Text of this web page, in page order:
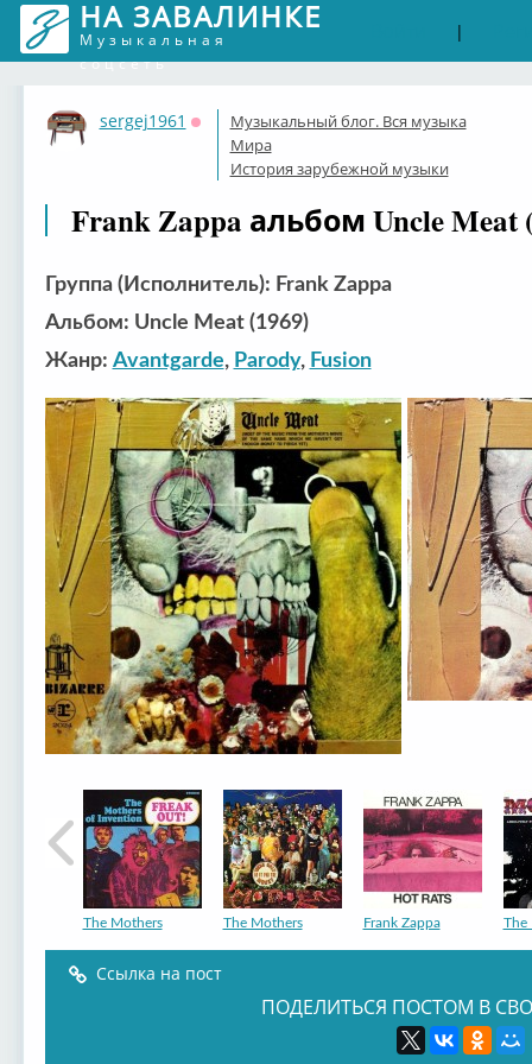
НА ЗАВАЛИНКЕ
Музыкальная
соцсеть
|
sergej1961
Оффлайн
Музыкальный блог. Вся музыка
Мира
История зарубежной музыки
Frank Zappa альбом Uncle Meat
Группа (Исполнитель): Frank Zappa
Альбом: Uncle Meat (1969)
Жанр: Avantgarde, Parody, Fusion
The Mothers The Mothers Frank Zappa The
Ссылка на пост
ПОДЕЛИТЬСЯ ПОСТОМ В